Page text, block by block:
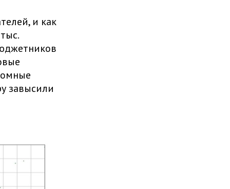
и как
завысили